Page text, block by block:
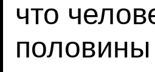
что
половины